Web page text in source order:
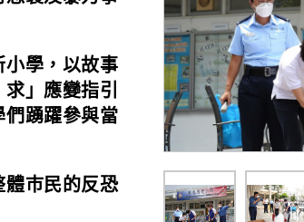
學，以故事
」應變指引
踴躍參與當
巿民的反恐